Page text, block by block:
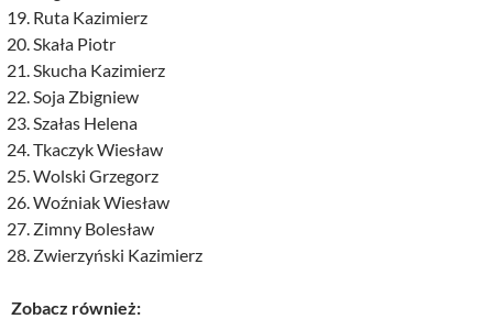
Ruta Kazimierz
Skała Piotr
Skucha Kazimierz
Soja Zbigniew
Szałas Helena
Tkaczyk Wiesław
Wolski Grzegorz
Woźniak Wiesław
Zimny Bolesław
Zwierzyński Kazimierz
Zobacz również: